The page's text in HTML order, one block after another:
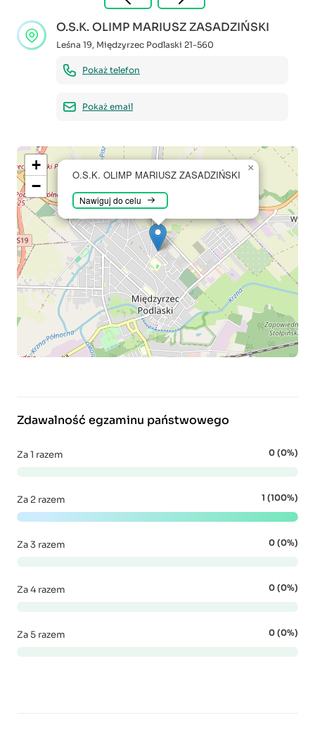
O.S.K. OLIMP MARIUSZ ZASADZIŃSKI
Leśna 19, Międzyrzec Podlaski 21-560
Pokaż telefon
Pokaż email
O.S.K. OLIMP MARIUSZ ZASADZIŃSKI
Nawiguj do celu
×
+
−
Zdawalność egzaminu państwowego
Za 1 razem 0 (0%)
Za 2 razem 1 (100%)
Za 3 razem 0 (0%)
Za 4 razem 0 (0%)
Za 5 razem 0 (0%)